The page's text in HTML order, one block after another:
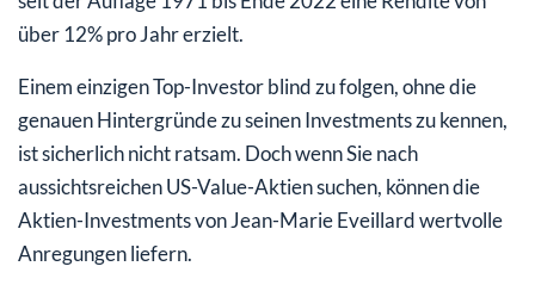
über 12% pro Jahr erzielt.
Einem einzigen Top-Investor blind zu folgen, ohne die
genauen Hintergründe zu seinen Investments zu kennen,
ist sicherlich nicht ratsam. Doch wenn Sie nach
aussichtsreichen US-Value-Aktien suchen, können die
Aktien-Investments von Jean-Marie Eveillard wertvolle
Anregungen liefern.